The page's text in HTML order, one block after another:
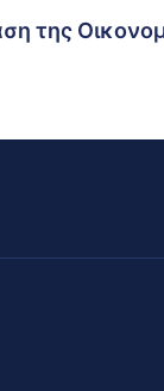
της